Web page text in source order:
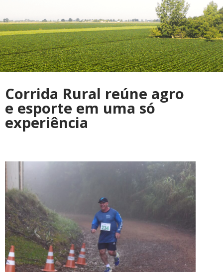
Corrida Rural reúne agro
e esporte em uma só
experiência